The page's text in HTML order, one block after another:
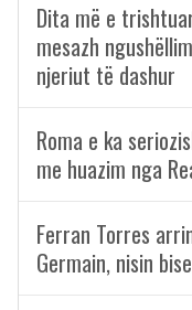
Dita më e
mesazh
njeriut të dashur
Roma e ka
me huazim nga
Ferran Torres
Germain, nisin